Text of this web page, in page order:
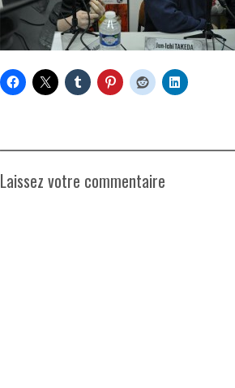
Laissez votre commentaire